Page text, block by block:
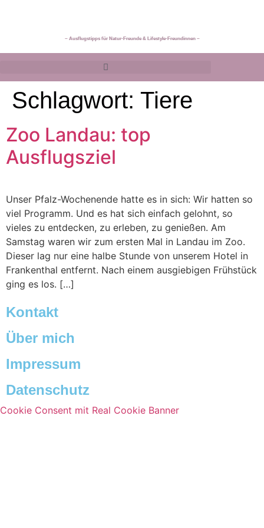
~ Ausflugstipps für Natur-Freunde & Lifestyle-Freundinnen ~
Schlagwort: Tiere
Zoo Landau: top
Ausflugsziel
Unser Pfalz-Wochenende hatte es in sich: Wir hatten so
viel Programm. Und es hat sich einfach gelohnt, so
vieles zu entdecken, zu erleben, zu genießen. Am
Samstag waren wir zum ersten Mal in Landau im Zoo.
Dieser lag nur eine halbe Stunde von unserem Hotel in
Frankenthal entfernt. Nach einem ausgiebigen Frühstück
ging es los. […]
Kontakt
Über mich
Impressum
Datenschutz
Cookie Consent mit Real Cookie Banner